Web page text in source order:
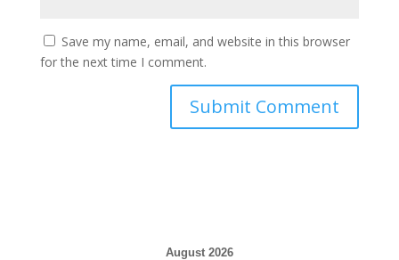
Save my name, email, and website in this browser
for the next time I comment.
August 2026